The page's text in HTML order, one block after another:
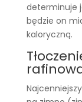
determinuje
będzie on
kaloryczną.